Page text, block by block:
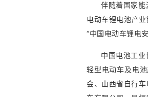
伴随着国家能
电动车锂电池产
“中国电动车锂电
中国电池工
轻型电动车及电
会、山西省自行